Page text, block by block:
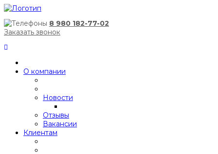
8 980 182-77-02
Заказать звонок
О компании
Новости
Отзывы
Вакансии
Клиентам